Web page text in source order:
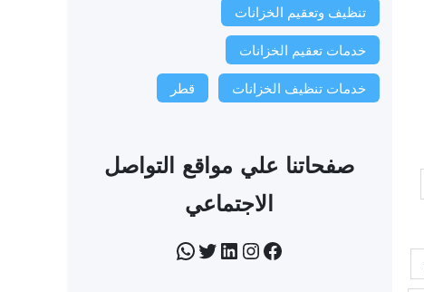
تنظيف وتعقيم الخزانات
خدمات تعقيم الخزانات
خدمات تنظيف الخزانات قطر
صفحاتنا علي مواقع التواصل
الاجتماعي
فيسبوك إنستجرام لينكد إن تويتر واتساب